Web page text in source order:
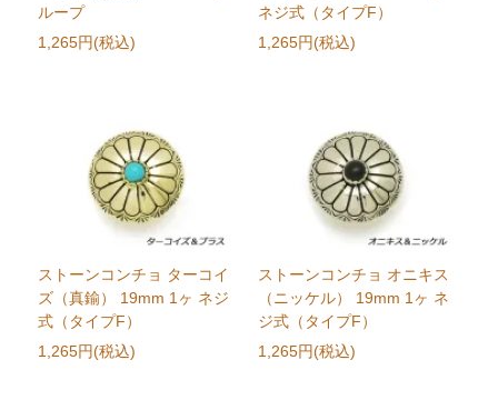
ループ
1,265円(税込)
ネジ式（タイプF）
1,265円(税込)
ストーンコンチョ ターコイ
ズ（真鍮） 19mm 1ヶ ネジ
式（タイプF）
1,265円(税込)
ストーンコンチョ オニキス
（ニッケル） 19mm 1ヶ ネ
ジ式（タイプF）
1,265円(税込)